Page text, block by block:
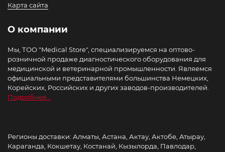
Карта сайта
О компании
Мы, ТОО "Medical Store", специализируемся на оптово-
розничной продаже диагностического оборудования для
медицинской и ветеринарной промышленности. Являемся
официальными представителями большинства Немецких,
Корейских, Российских и других заводов-производителей.
Подробнее...
Регионы доставки: Алматы, Астана, Актау, Актобе, Атырау,
Караганда, Кокшетау, Костанай, Кызылорда, Павлодар,